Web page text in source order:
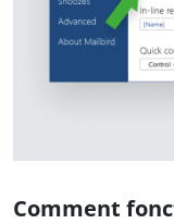
Comment